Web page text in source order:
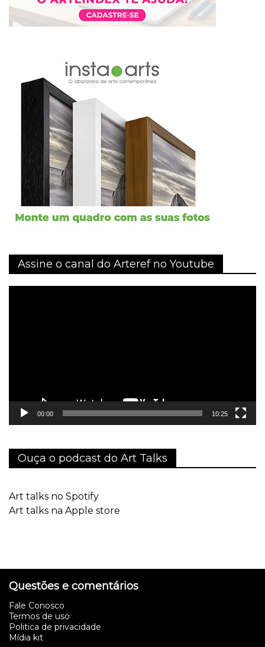
Assine o canal do Arteref no Youtube
00:00 10:25
Ouça o podcast do Art Talks
Art talks no Spotify
Art talks na Apple store
Questões e comentários
Fale Conosco
Termos de uso
Politica de privacidade
Mídia kit